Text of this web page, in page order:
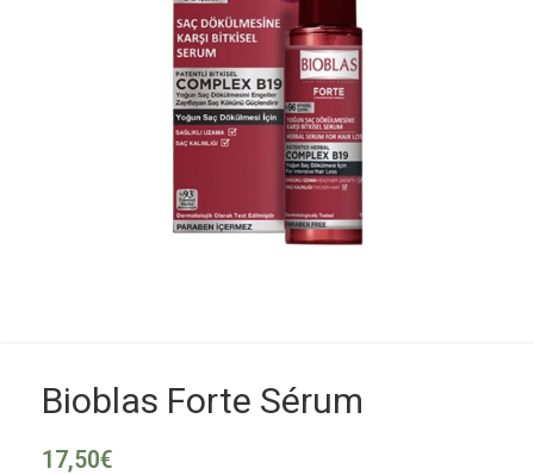
Bioblas Forte Sérum
17,50€